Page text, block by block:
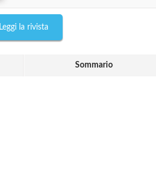
Leggi la rivista
Sommario